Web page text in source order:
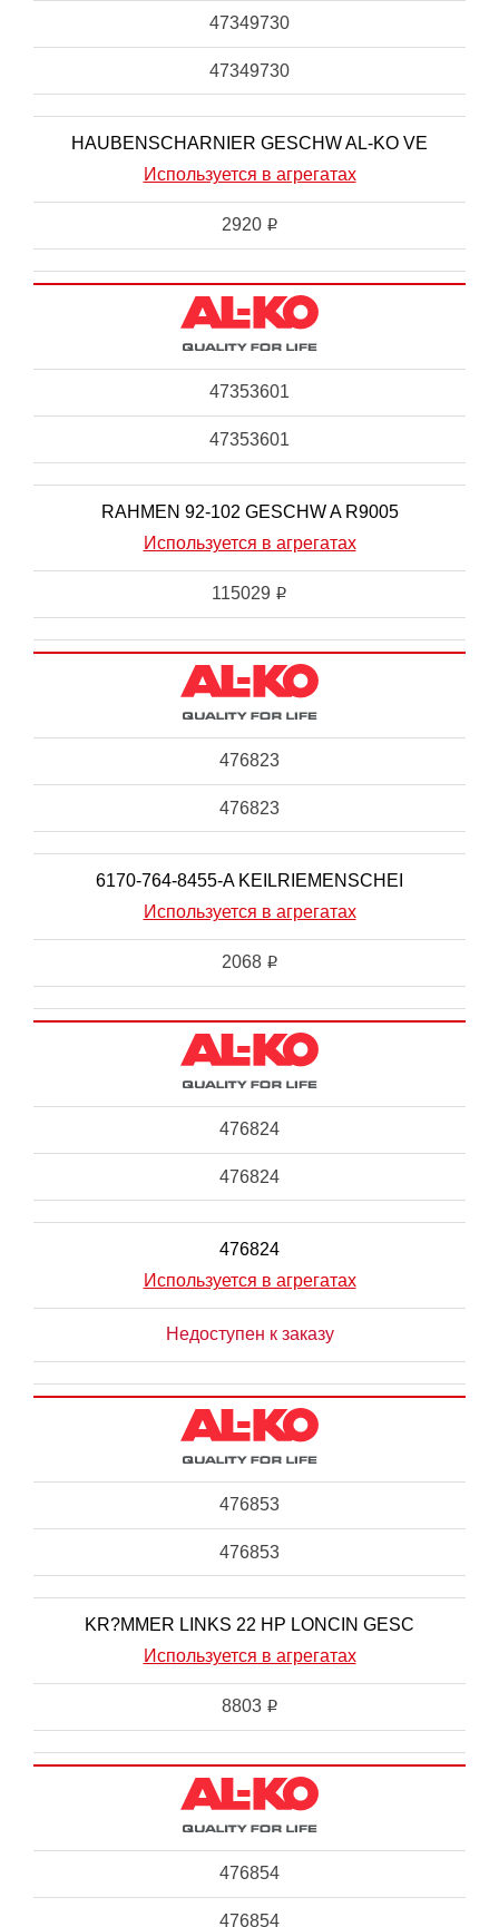
47349730
47349730
HAUBENSCHARNIER GESCHW AL-KO VE
Используется в агрегатах
2920 i
47353601
47353601
RAHMEN 92-102 GESCHW A R9005
Используется в агрегатах
115029 i
476823
476823
6170-764-8455-A KEILRIEMENSCHEI
Используется в агрегатах
2068 i
476824
476824
476824
Используется в агрегатах
Недоступен к заказу
476853
476853
KR?MMER LINKS 22 HP LONCIN GESC
Используется в агрегатах
8803 i
476854
476854